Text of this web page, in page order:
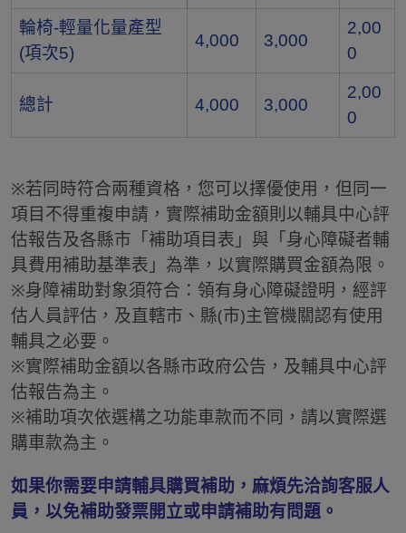
輪椅-輕量化量產型
(項次5)
4,000 3,000
2,00
0
總計 4,000 3,000
2,00
0
※若同時符合兩種資格，您可以擇優使用，但同一
項目不得重複申請，實際補助金額則以輔具中心評
估報告及各縣市「補助項目表」與「身心障礙者輔
具費用補助基準表」為準，以實際購買金額為限。
※身障補助對象須符合：領有身心障礙證明，經評
估人員評估，及直轄市、縣(市)主管機關認有使用
輔具之必要。
※實際補助金額以各縣市政府公告，及輔具中心評
估報告為主。
※補助項次依選構之功能車款而不同，請以實際選
購車款為主。
如果你需要申請輔具購買補助，麻煩先洽詢客服人
員，以免補助發票開立或申請補助有問題。